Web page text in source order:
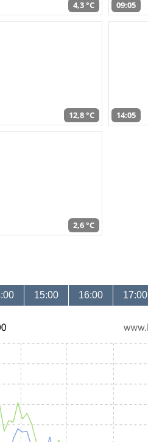
4,3 °C 09:05
12,8 °C 14:05
2,6 °C
15:00 16:00 17:00